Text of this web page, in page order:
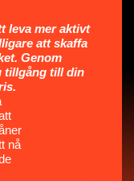
leva mer aktivt
att skaffa
Genom
tillgång till din
nå